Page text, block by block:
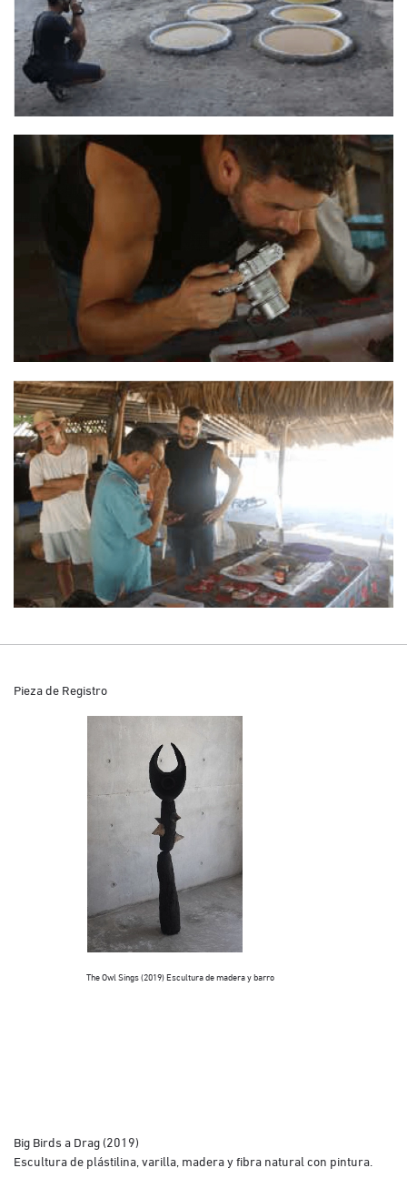
Pieza de Registro
The Owl Sings (2019) Escultura de madera y barro
Big Birds a Drag (2019)
Escultura de plástilina, varilla, madera y fibra natural con pintura.